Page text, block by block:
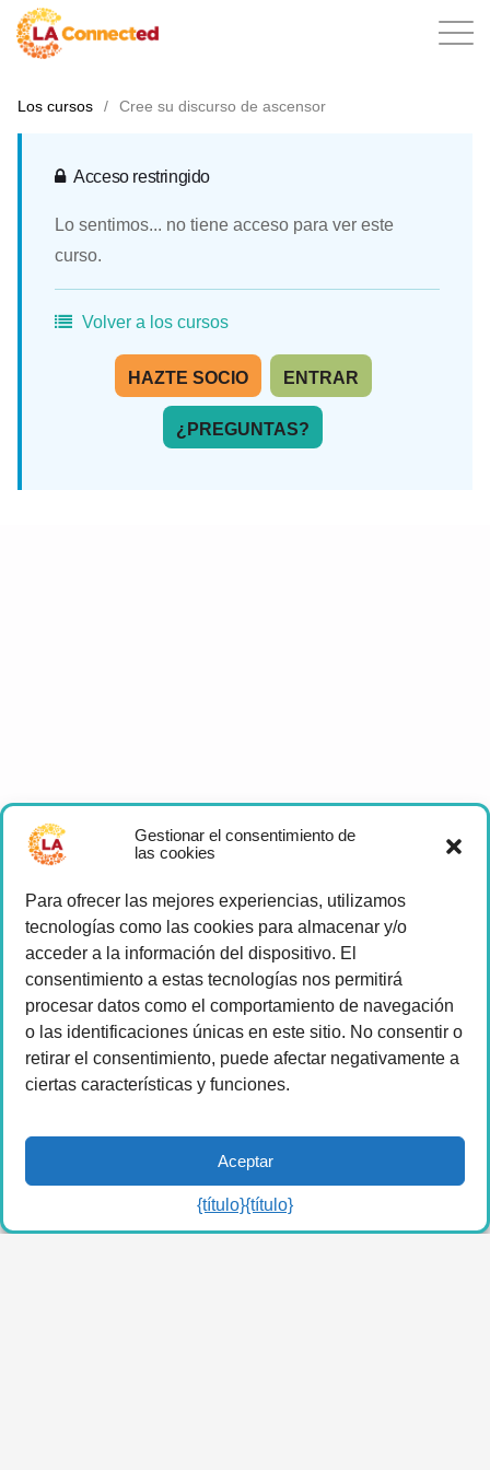
Gestionar el consentimiento de
las cookies
Para ofrecer las mejores experiencias, utilizamos
tecnologías como las cookies para almacenar y/o
acceder a la información del dispositivo. El
consentimiento a estas tecnologías nos permitirá
procesar datos como el comportamiento de navegación
o las identificaciones únicas en este sitio. No consentir o
retirar el consentimiento, puede afectar negativamente a
ciertas características y funciones.
Aceptar
{título}{título}
Contacte con
Los cursos / Cree su discurso de ascensor
Acceso restringido
Lo sentimos... no tiene acceso para ver este
curso.
Volver a los cursos
HAZTE SOCIO ENTRAR
¿PREGUNTAS?